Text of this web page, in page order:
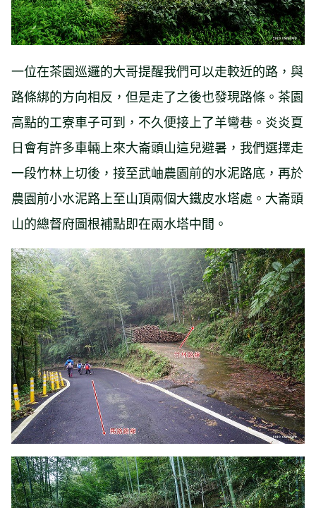
一位在茶園巡邏的大哥提醒我們可以走較近的路，與
路條綁的方向相反，但是走了之後也發現路條。茶園
高點的工寮車子可到，不久便接上了羊彎巷。炎炎夏
日會有許多車輛上來大崙頭山這兒避暑，我們選擇走
一段竹林上切後，接至武岫農園前的水泥路底，再於
農園前小水泥路上至山頂兩個大鐵皮水塔處。大崙頭
山的總督府圖根補點即在兩水塔中間。